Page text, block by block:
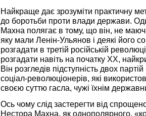
Найкраще дає зрозуміти практичну
до боротьби проти влади держави.
Махна полягає в тому, що він, не
яку мали Ленін-Ульянов і деякі його
розгадати в третій російській
розгадати навіть на початку ХХ,
Він розгледів підступність двох партій
соціал-революціонерів, які
своєю суттю гасла, чужі їхнім
Ось чому слід застерегти від
Нестора Махна, як однополярного,